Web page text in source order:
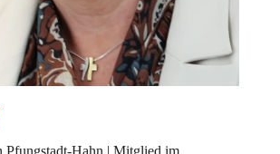
Pfungstadt-Hahn | Mitglied im